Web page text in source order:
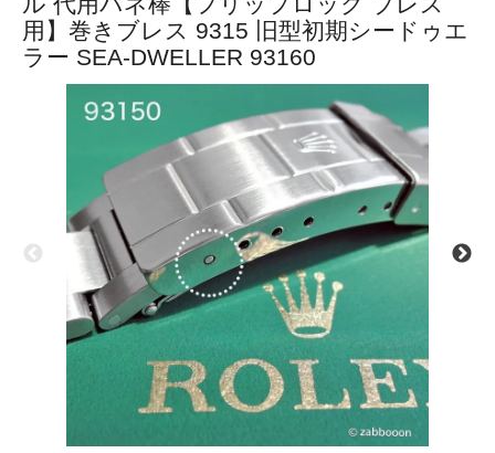
用】巻きブレス 9315 旧型初期シードゥエ
ラー SEA-DWELLER 93160